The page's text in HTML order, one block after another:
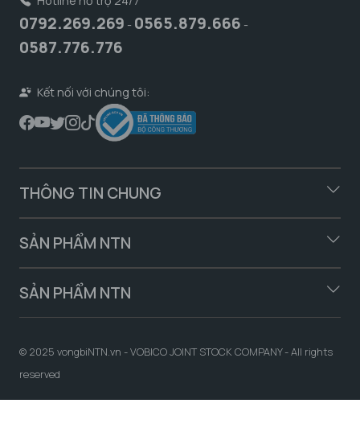
0792.269.269 - 0565.879.666 -
0587.776.776
Kết nối với chúng tôi:
THÔNG TIN CHUNG
SẢN PHẨM NTN
SẢN PHẨM NTN
© 2025 vongbiNTN.vn - VOBICO JOINT STOCK COMPANY - All rights
reserved